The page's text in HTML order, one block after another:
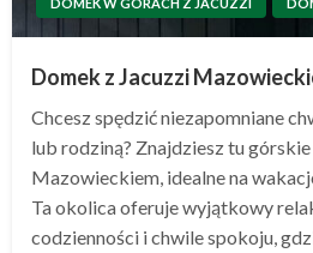
Domek z Jacuzzi
Chcesz spędzić niezapomniane
lub rodziną? Znajdziesz tu
Mazowieckiem, idealne na
Ta okolica oferuje wyjątkowy
codzienności i chwile spokoju,